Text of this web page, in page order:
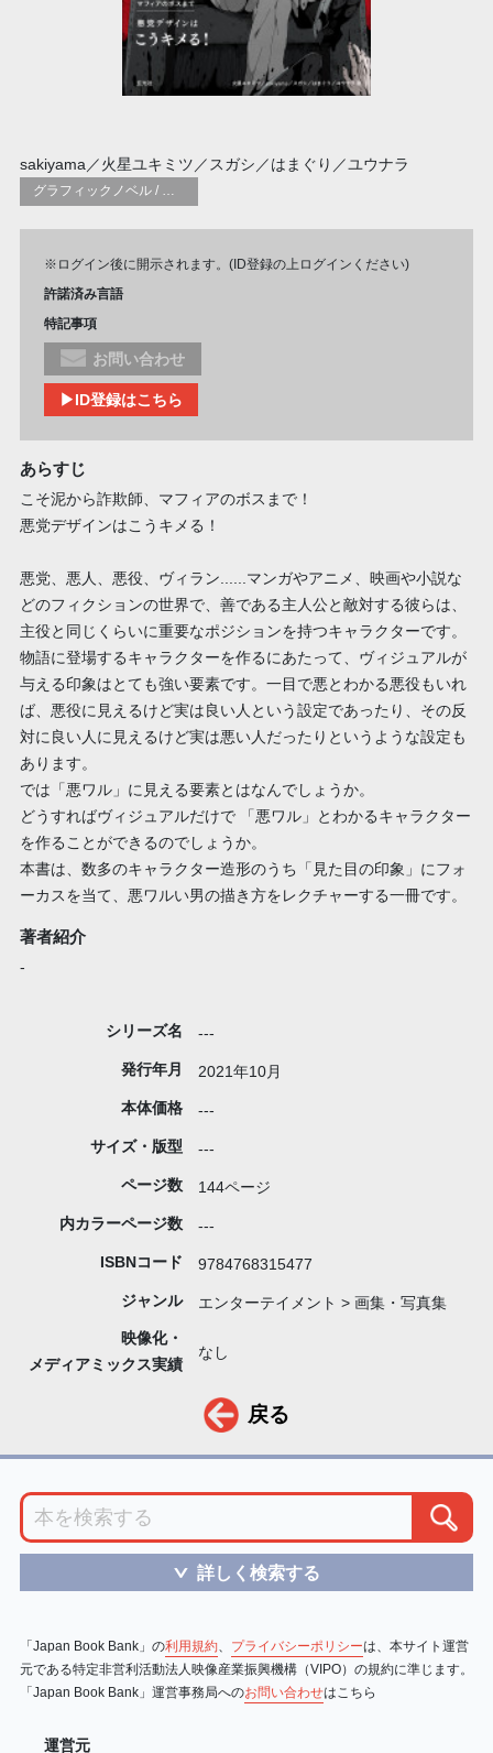
sakiyama／火星ユキミツ／スガシ／はまぐり／ユウナラ
グラフィックノベル / コミックブック / 漫画：スタイル / 伝統
※ログイン後に開示されます。(ID登録の上ログインください)
許諾済み言語
特記事項
お問い合わせ
▶ID登録はこちら
あらすじ
こそ泥から詐欺師、マフィアのボスまで！
悪党デザインはこうキメる！
悪党、悪人、悪役、ヴィラン......マンガやアニメ、映画や小説な
どのフィクションの世界で、善である主人公と敵対する彼らは、
主役と同じくらいに重要なポジションを持つキャラクターです。
物語に登場するキャラクターを作るにあたって、ヴィジュアルが
与える印象はとても強い要素です。一目で悪とわかる悪役もいれ
ば、悪役に見えるけど実は良い人という設定であったり、その反
対に良い人に見えるけど実は悪い人だったりというような設定も
あります。
では「悪ワル」に見える要素とはなんでしょうか。
どうすればヴィジュアルだけで 「悪ワル」とわかるキャラクター
を作ることができるのでしょうか。
本書は、数多のキャラクター造形のうち「見た目の印象」にフォ
ーカスを当て、悪ワルい男の描き方をレクチャーする一冊です。
著者紹介
-
シリーズ名 ---
発行年月 2021年10月
本体価格 ---
サイズ・版型 ---
ページ数 144ページ
内カラーページ数 ---
ISBNコード 9784768315477
ジャンル エンターテイメント > 画集・写真集
映像化・
メディアミックス実績
なし
戻る
＞ 詳しく検索する
「Japan Book Bank」の利用規約、 プライバシーポリシーは、本サイト運営
元である特定非営利活動法人映像産業振興機構（VIPO）の規約に準じます。
「Japan Book Bank」運営事務局へのお問い合わせはこちら
運営元